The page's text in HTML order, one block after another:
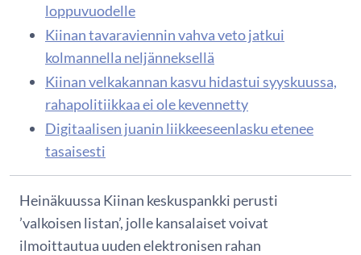
loppuvuodelle
Kiinan tavaraviennin vahva veto jatkui
kolmannella neljänneksellä
Kiinan velkakannan kasvu hidastui syyskuussa,
rahapolitiikkaa ei ole kevennetty
Digitaalisen juanin liikkeeseenlasku etenee
tasaisesti
Heinäkuussa Kiinan keskuspankki perusti
’valkoisen listan’, jolle kansalaiset voivat
ilmoittautua uuden elektronisen rahan